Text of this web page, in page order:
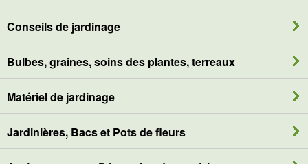
Conseils de jardinage
Bulbes, graines, soins des plantes, terreaux
Matériel de jardinage
Jardinières, Bacs et Pots de fleurs